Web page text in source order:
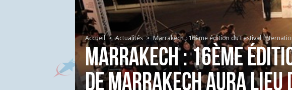
Accueil > Actualités > Marrakech : 16ème édition du Festival
Marrakech : 16ème
de Marrakech aura lieu